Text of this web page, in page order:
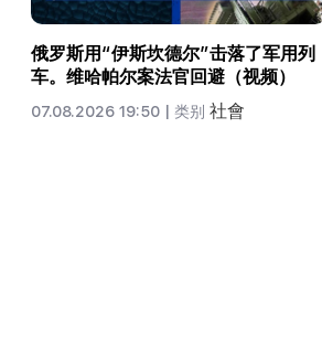
俄罗斯用“伊斯坎德尔”击落了军用列
车。维哈帕尔案法官回避（视频）
07.08.2026 19:50 | 类别 社會